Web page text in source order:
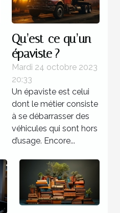
Qu’est-ce qu’un
épaviste ?
Mardi 24 octobre 2023
20:33
Un épaviste est celui
dont le métier consiste
à se débarrasser des
véhicules qui sont hors
d’usage. Encore...